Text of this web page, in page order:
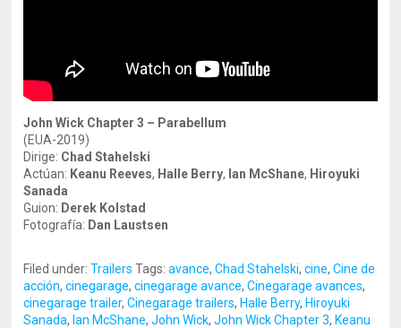
John Wick Chapter 3 – Parabellum
(EUA-2019)
Dirige: Chad Stahelski
Actúan: Keanu Reeves, Halle Berry, Ian McShane, Hiroyuki
Sanada
Guion: Derek Kolstad
Fotografía: Dan Laustsen
Filed under:Trailers Tags:avance,Chad Stahelski,cine,Cine de
acción,cinegarage,cinegarage avance,Cinegarage avances,
cinegarage trailer,Cinegarage trailers, Halle Berry, Hiroyuki
Sanada, Ian McShane,John Wick,John Wick Chapter 3, Keanu